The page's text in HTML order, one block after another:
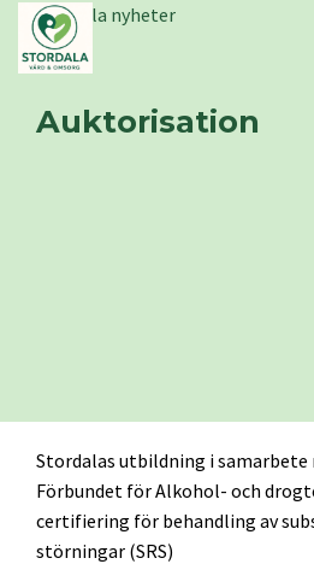
Stordala nyheter
Auktorisation
Stordalas utbildning i samarbete
Förbundet för Alkohol- och
certifiering för behandling av
störningar (SRS)